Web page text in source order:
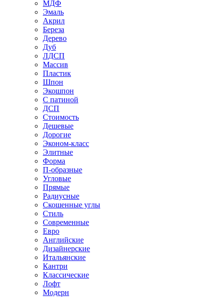
МДФ
Эмаль
Акрил
Береза
Дерево
Дуб
ЛДСП
Массив
Пластик
Шпон
Экошпон
С патиной
ДСП
Стоимость
Дешевые
Дорогие
Эконом-класс
Элитные
Форма
П-образные
Угловые
Прямые
Радиусные
Скошенные углы
Стиль
Современные
Евро
Английские
Дизайнерские
Итальянские
Кантри
Классические
Лофт
Модерн